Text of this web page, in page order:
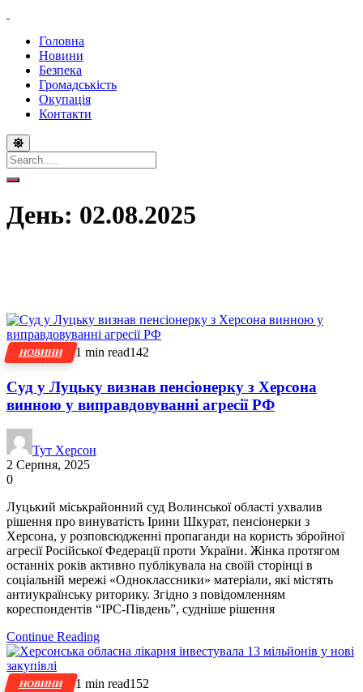
Головна
Новини
Безпека
Громадськість
Окупація
Контакти
День: 02.08.2025
НОВИНИ 1 min read142
Суд у Луцьку визнав пенсіонерку з Херсона
винною у виправдовуванні агресії РФ
Тут Херсон
2 Серпня, 2025
0
Луцький міськрайонний суд Волинської області ухвалив
рішення про винуватість Ірини Шкурат, пенсіонерки з
Херсона, у розповсюдженні пропаганди на користь збройної
агресії Російської Федерації проти України. Жінка протягом
останніх років активно публікувала на своїй сторінці в
соціальній мережі «Одноклассники» матеріали, які містять
антиукраїнську риторику. Згідно з повідомленням
кореспондентів “ІРС-Південь”, судніше рішення
Continue Reading
НОВИНИ 1 min read152